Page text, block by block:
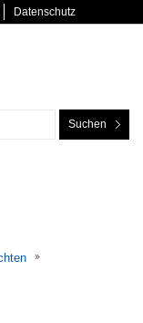
Datenschutz
Suchen